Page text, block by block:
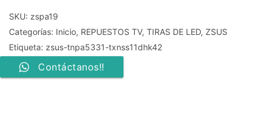
SKU: zspa19
Categorías: Inicio, REPUESTOS TV, TIRAS DE LED, ZSUS
Etiqueta: zsus-tnpa5331-txnss11dhk42
Contáctanos!!